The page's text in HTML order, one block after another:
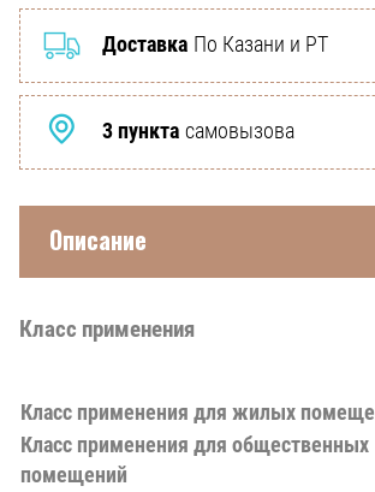
Доставка По Казани и РТ
3 пункта самовызова
Описание
Класс применения
Класс применения для жилых
Класс применения для общественных
помещений